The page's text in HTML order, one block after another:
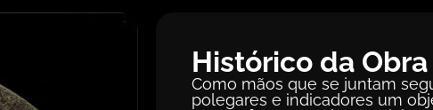
Histórico da Obra
Como mãos que se juntam
polegares e indicadores um